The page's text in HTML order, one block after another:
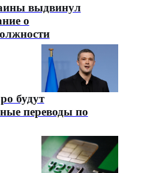
выдвинул
о
будут
переводы по